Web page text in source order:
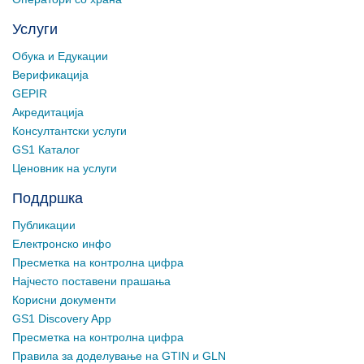
Услуги
Обука и Едукации
Верификација
GEPIR
Акредитација
Консултантски услуги
GS1 Каталог
Ценовник на услуги
Поддршка
Публикации
Електронско инфо
Пресметка на контролна цифра
Најчесто поставени прашања
Корисни документи
GS1 Discovery App
Пресметка на контролна цифра
Правила за доделување на GTIN и GLN